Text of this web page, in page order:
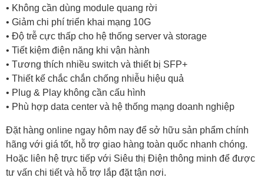
• Không cần dùng module quang rời
• Giảm chi phí triển khai mạng 10G
• Độ trễ cực thấp cho hệ thống server và storage
• Tiết kiệm điện năng khi vận hành
• Tương thích nhiều switch và thiết bị SFP+
• Thiết kế chắc chắn chống nhiễu hiệu quả
• Plug & Play không cần cấu hình
• Phù hợp data center và hệ thống mạng doanh nghiệp
Đặt hàng online ngay hôm nay để sở hữu sản phẩm chính
hãng với giá tốt, hỗ trợ giao hàng toàn quốc nhanh chóng.
Hoặc liên hệ trực tiếp với Siêu thị Điện thông minh để được
tư vấn chi tiết và hỗ trợ lắp đặt tận nơi.